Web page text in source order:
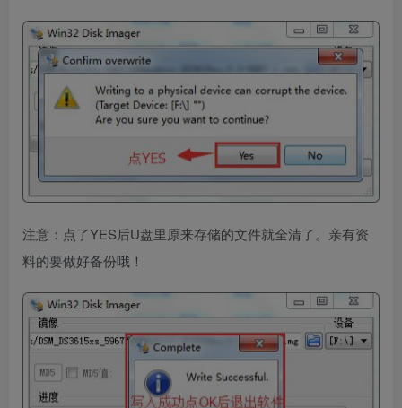
注意：点了YES后U盘里原来存储的文件就全清了。亲有资
料的要做好备份哦！